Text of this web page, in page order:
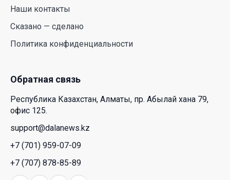
Межпартийные теледебаты выйдут в эфире
23 Июл. 2026 21:15
Казахстан сохраняет лидерство в Центральной
Азии по устойчивости инвестиционного рынка
23 Июл. 2026 15:39
Полный гид: На какую поддержку от государства
может рассчитывать многодетная семья в
Наши контакты
Сказано — сделано
Политика конфиденциальности
Обратная связь
Республика Казахстан, Алматы, пр. Абылай хана 79,
офис 125.
support@dalanews.kz
+7 (701) 959-07-09
+7 (707) 878-85-89